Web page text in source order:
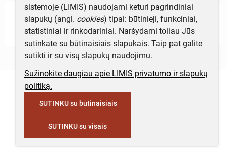
Turite daugiau informacijos apie objektą?
Parašykite mums!
sistemoje (LIMIS) naudojami keturi pagrindiniai
slapukų (angl. cookies) tipai: būtinieji, funkciniai,
statistiniai ir rinkodariniai. Naršydami toliau Jūs
sutinkate su būtinaisiais slapukais. Taip pat galite
sutikti ir su visų slapukų naudojimu.
Sužinokite daugiau apie LIMIS privatumo ir slapukų
politiką.
SUTINKU su būtinaisiais
SUTINKU su visais